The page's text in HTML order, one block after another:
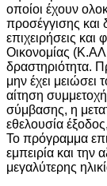
οποίοι έχουν
προσέγγισης και
επιχειρήσεις και
Οικονομίας
δραστηριότητα.
μην έχει μειώσει
αίτηση
σύμβασης, η
εθελουσία
Το πρόγραμμα
εμπειρία και την
μεγαλύτερης